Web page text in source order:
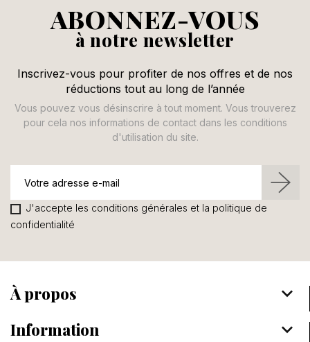
ABONNEZ-VOUS
à notre newsletter
Inscrivez-vous pour profiter de nos offres et de nos
réductions tout au long de l’année
Vous pouvez vous désinscrire à tout moment. Vous trouverez
pour cela nos informations de contact dans les conditions
d'utilisation du site.
J'accepte les conditions générales et la politique de
confidentialité
À propos keyboard_arrow_down
Information keyboard_arrow_down